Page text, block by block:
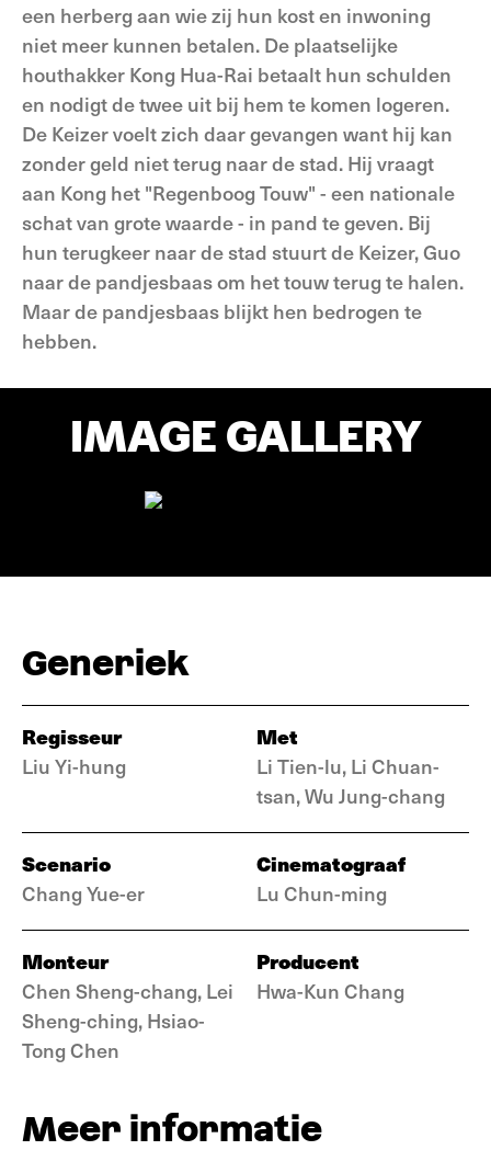
een herberg aan wie zij hun kost en inwoning
niet meer kunnen betalen. De plaatselijke
houthakker Kong Hua-Rai betaalt hun schulden
en nodigt de twee uit bij hem te komen logeren.
De Keizer voelt zich daar gevangen want hij kan
zonder geld niet terug naar de stad. Hij vraagt
aan Kong het "Regenboog Touw" - een nationale
schat van grote waarde - in pand te geven. Bij
hun terugkeer naar de stad stuurt de Keizer, Guo
naar de pandjesbaas om het touw terug te halen.
Maar de pandjesbaas blijkt hen bedrogen te
hebben.
IMAGE GALLERY
Generiek
Regisseur
Liu Yi-hung
Met
Li Tien-lu, Li Chuan-
tsan, Wu Jung-chang
Scenario
Chang Yue-er
Cinematograaf
Lu Chun-ming
Monteur
Chen Sheng-chang, Lei
Sheng-ching, Hsiao-
Tong Chen
Producent
Hwa-Kun Chang
Meer informatie